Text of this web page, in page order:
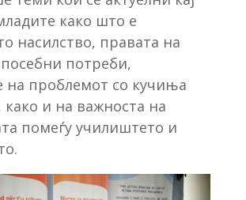
како што е
насилство, правата на
потреби,
проблемот со кучиња
и на важноста на
помеѓу училиштето и